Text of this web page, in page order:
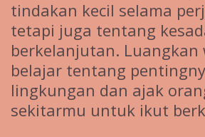
tindakan kecil selama
tetapi juga tentang
berkelanjutan.
belajar tentang
lingkungan dan ajak
sekitarmu untuk ikut